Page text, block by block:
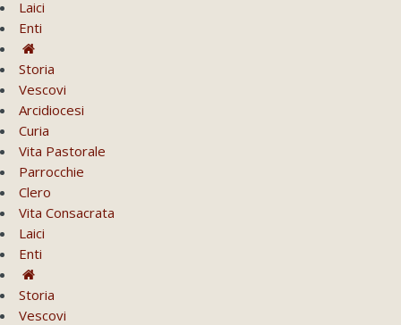
Laici
Enti
Storia
Vescovi
Arcidiocesi
Curia
Vita Pastorale
Parrocchie
Clero
Vita Consacrata
Laici
Enti
Storia
Vescovi